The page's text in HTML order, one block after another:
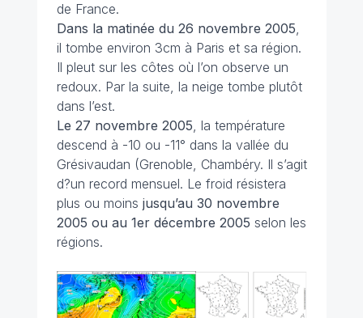
de France.
Dans la matinée du 26 novembre 2005,
il tombe environ 3cm à Paris et sa région.
Il pleut sur les côtes où l’on observe un
redoux. Par la suite, la neige tombe plutôt
dans l’est.
Le 27 novembre 2005, la température
descend à -10 ou -11° dans la vallée du
Grésivaudan (Grenoble, Chambéry. Il s’agit
d?un record mensuel. Le froid résistera
plus ou moins jusqu’au 30 novembre
2005 ou au 1er décembre 2005 selon les
régions.